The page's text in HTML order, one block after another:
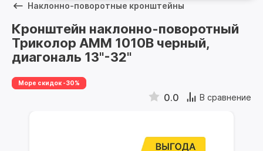
Наклонно-поворотные кронштейны
Кронштейн наклонно-поворотный
Триколор AMM 1010B черный,
диагональ 13"-32"
Море скидок -30%
0.0 В сравнение